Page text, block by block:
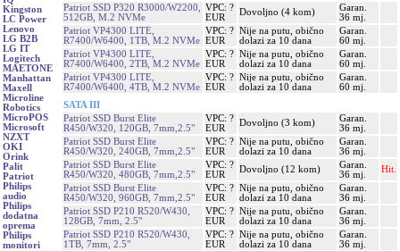
Kingston
LC Power
Lenovo
LG B2B
LG IT
Logitech
MAETONE
Manhattan
Maxell
Microline
Robotics
MicroPOS
Microsoft
NZXT
OKI
Orink
Palit
Patriot
Philips
audio
Philips
dodatna
oprema
Philips
monitori
Patriot SSD P320 R3000/W2200,
512GB, M.2 NVMe
VPC: ?
EUR
Dovoljno (4 kom)
Garan.
36 mj.
Patriot VP4300 LITE,
R7400/W6400, 1TB, M.2 NVMe
VPC: ?
EUR
Nije na putu, obično
dolazi za 10 dana
Garan.
60 mj.
Patriot VP4300 LITE,
R7400/W6400, 2TB, M.2 NVMe
VPC: ?
EUR
Nije na putu, obično
dolazi za 10 dana
Garan.
60 mj.
Patriot VP4300 LITE,
R7400/W6400, 4TB, M.2 NVMe
VPC: ?
EUR
Nije na putu, obično
dolazi za 10 dana
Garan.
60 mj.
SATA III
Patriot SSD Burst Elite
R450/W320, 120GB, 7mm,2.5"
VPC: ?
EUR
Dovoljno (3 kom)
Garan.
36 mj.
Patriot SSD Burst Elite
R450/W320, 240GB, 7mm,2.5"
VPC: ?
EUR
Nije na putu, obično
dolazi za 10 dana
Garan.
36 mj.
Patriot SSD Burst Elite
R450/W320, 480GB, 7mm,2.5"
VPC: ?
EUR
Dovoljno (12 kom)
Garan.
36 mj.
Hit.
Patriot SSD Burst Elite
R450/W320, 960GB, 7mm,2.5"
VPC: ?
EUR
Nije na putu, obično
dolazi za 10 dana
Garan.
36 mj.
Patriot SSD P210 R520/W430,
128GB, 7mm, 2.5"
VPC: ?
EUR
Nije na putu, obično
dolazi za 10 dana
Garan.
36 mj.
Patriot SSD P210 R520/W430,
1TB, 7mm, 2.5"
VPC: ?
EUR
Nije na putu, obično
dolazi za 10 dana
Garan.
36 mj.